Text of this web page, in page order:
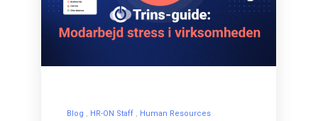
Blog HR-ON Staff Human Resources